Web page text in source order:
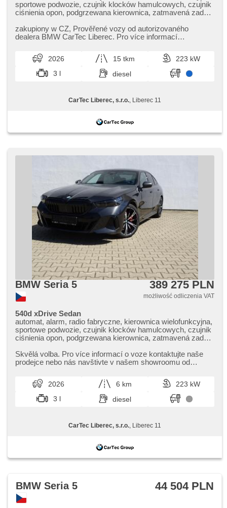
chowane zagłówki, digitální přístrojová deska, wifi hotspot,
malý kožený paket
sportowe podwozie, czujnik klocków hamulcowych, czujnik
ciśnienia opon, podgrzewana kierownica, zatmavená zadní
odemykání, bezklíčové startování, elektryczna regulacja
foteli, webasto, odvětrávaná sedadla, podgrzewane fotele,
zakupiony w CZ,​ Prověřené vozy od autorizovaného
dealera BMW CarTec Liberec. Pro více informací
2026 15 tkm
223 kW
3 l
diesel
CarTec Liberec, s.r.o. , Liberec 11
BMW Seria 5 389 275 PLN
możliwość odliczenia VAT
540d xDrive Sedan
automat, alarm, radio fabryczne, kierownica wielofunkcyjna,
sportowe podwozie, czujnik klocków hamulcowych, czujnik
ciśnienia opon, podgrzewana kierownica, zatmavená zadní
odemykání, bezklíčové startování, elektryczna regulacja
foteli, webasto, odvětrávaná sedadla, podgrzewane fotele,
Skvělá volba. Pro více informací o voze kontaktujte naše
prodejce nebo nás navštivte v našem showroomu od
2026 6 km
223 kW
3 l
diesel
CarTec Liberec, s.r.o. , Liberec 11
BMW Seria 5 44 504 PLN